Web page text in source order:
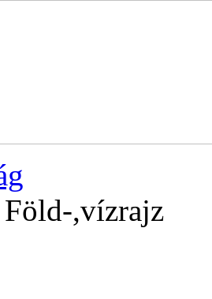
Föld-,vízrajz